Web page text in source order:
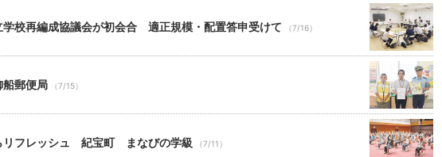
校再編成協議会が初会合 適正規模・配置答申受けて （7/16）
郵便局 （7/15）
リフレッシュ 紀宝町 まなびの学級 （7/11）